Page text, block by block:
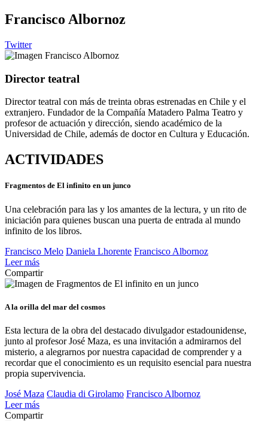
Francisco Albornoz
Twitter
Director teatral
Director teatral con más de treinta obras estrenadas en Chile y el
extranjero. Fundador de la Compañía Matadero Palma Teatro y
profesor de actuación y dirección, siendo académico de la
Universidad de Chile, además de doctor en Cultura y Educación.
ACTIVIDADES
Fragmentos de El infinito en un junco
Una celebración para las y los amantes de la lectura, y un rito de
iniciación para quienes buscan una puerta de entrada al mundo
infinito de los libros.
Francisco Melo Daniela Lhorente Francisco Albornoz
Leer más
Compartir
A la orilla del mar del cosmos
Esta lectura de la obra del destacado divulgador estadounidense,
junto al profesor José Maza, es una invitación a admirarnos del
misterio, a alegrarnos por nuestra capacidad de comprender y a
recordar que el conocimiento es un requisito esencial para nuestra
propia supervivencia.
José Maza Claudia di Girolamo Francisco Albornoz
Leer más
Compartir